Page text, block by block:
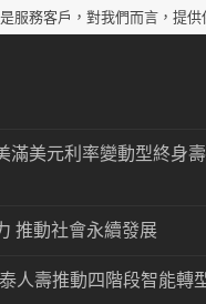
服務客戶，對我們而言，提
滿美元利率變動型終身壽
推動社會永續發展
人壽推動四階段智能轉